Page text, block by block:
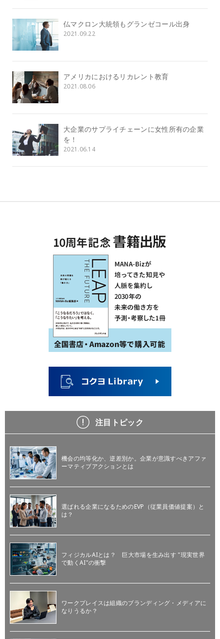
仏マクロン大統領もグランゼコール出身
2021.09.22
アメリカにおけるリカレント教育
2021.08.06
大企業のサプライチェーンに女性所有の企業
を！
2021.06.14
注目トピック
機会の均等化か、逆差別か。企業が意識すべきアファ
ーマティブアクションとは
選ばれる企業になるためのEVP（従業員価値提案）と
は？
フィジカルAIとは？ 巨大市場を生み出す "現実世界
で動くAI"の衝撃
ワークプレイスは組織のブランディング・メディアに
なりうるか？